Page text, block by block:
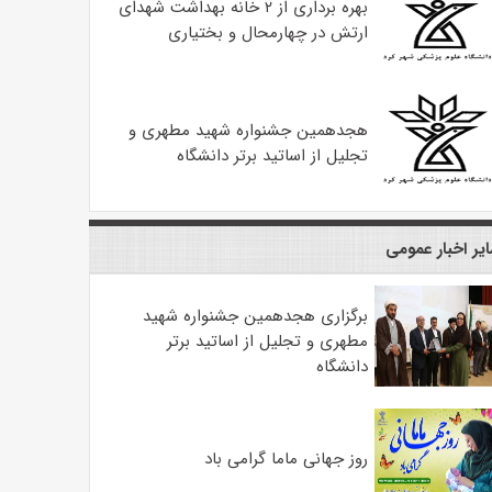
بهره ‌برداری از ۲ خانه بهداشت شهدای
ارتش در چهارمحال و بختیاری
هجدهمین جشنواره شهید مطهری و
تجلیل از اساتید برتر دانشگاه
اخبار عمومی
برگزاری هجدهمین جشنواره شهید
مطهری و تجلیل از اساتید برتر
دانشگاه
روز جهانی ماما گرامی باد